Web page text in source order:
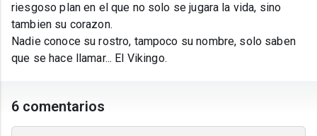
riesgoso plan en el que no solo se jugara la vida, sino
tambien su corazon.
Nadie conoce su rostro, tampoco su nombre, solo saben
que se hace llamar... El Vikingo.
6 comentarios